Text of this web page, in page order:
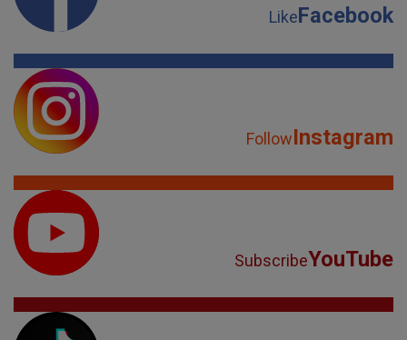
LikeFacebook
FollowInstagram
SubscribeYouTube